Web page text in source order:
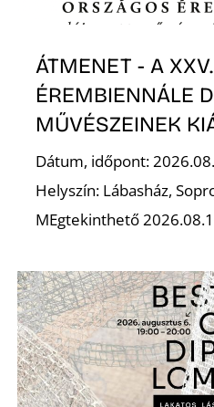
ÁTMENET - A
ÉREMBIENNÁLE
MŰVÉSZEINEK
Dátum, időpont:
Helyszín: Lábasház,
MEgtekinthető